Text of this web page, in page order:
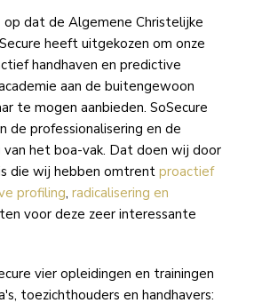
op dat de Algemene Christelijke
heeft uitgekozen om onze
handhaven en predictive
aan de buitengewoon
te mogen aanbieden. SoSecure
de professionalisering en de
het boa-vak. Dat doen wij door
die wij hebben omtrent proactief
profiling, radicalisering en
voor deze zeer interessante
vier opleidingen en trainingen
toezichthouders en handhavers: